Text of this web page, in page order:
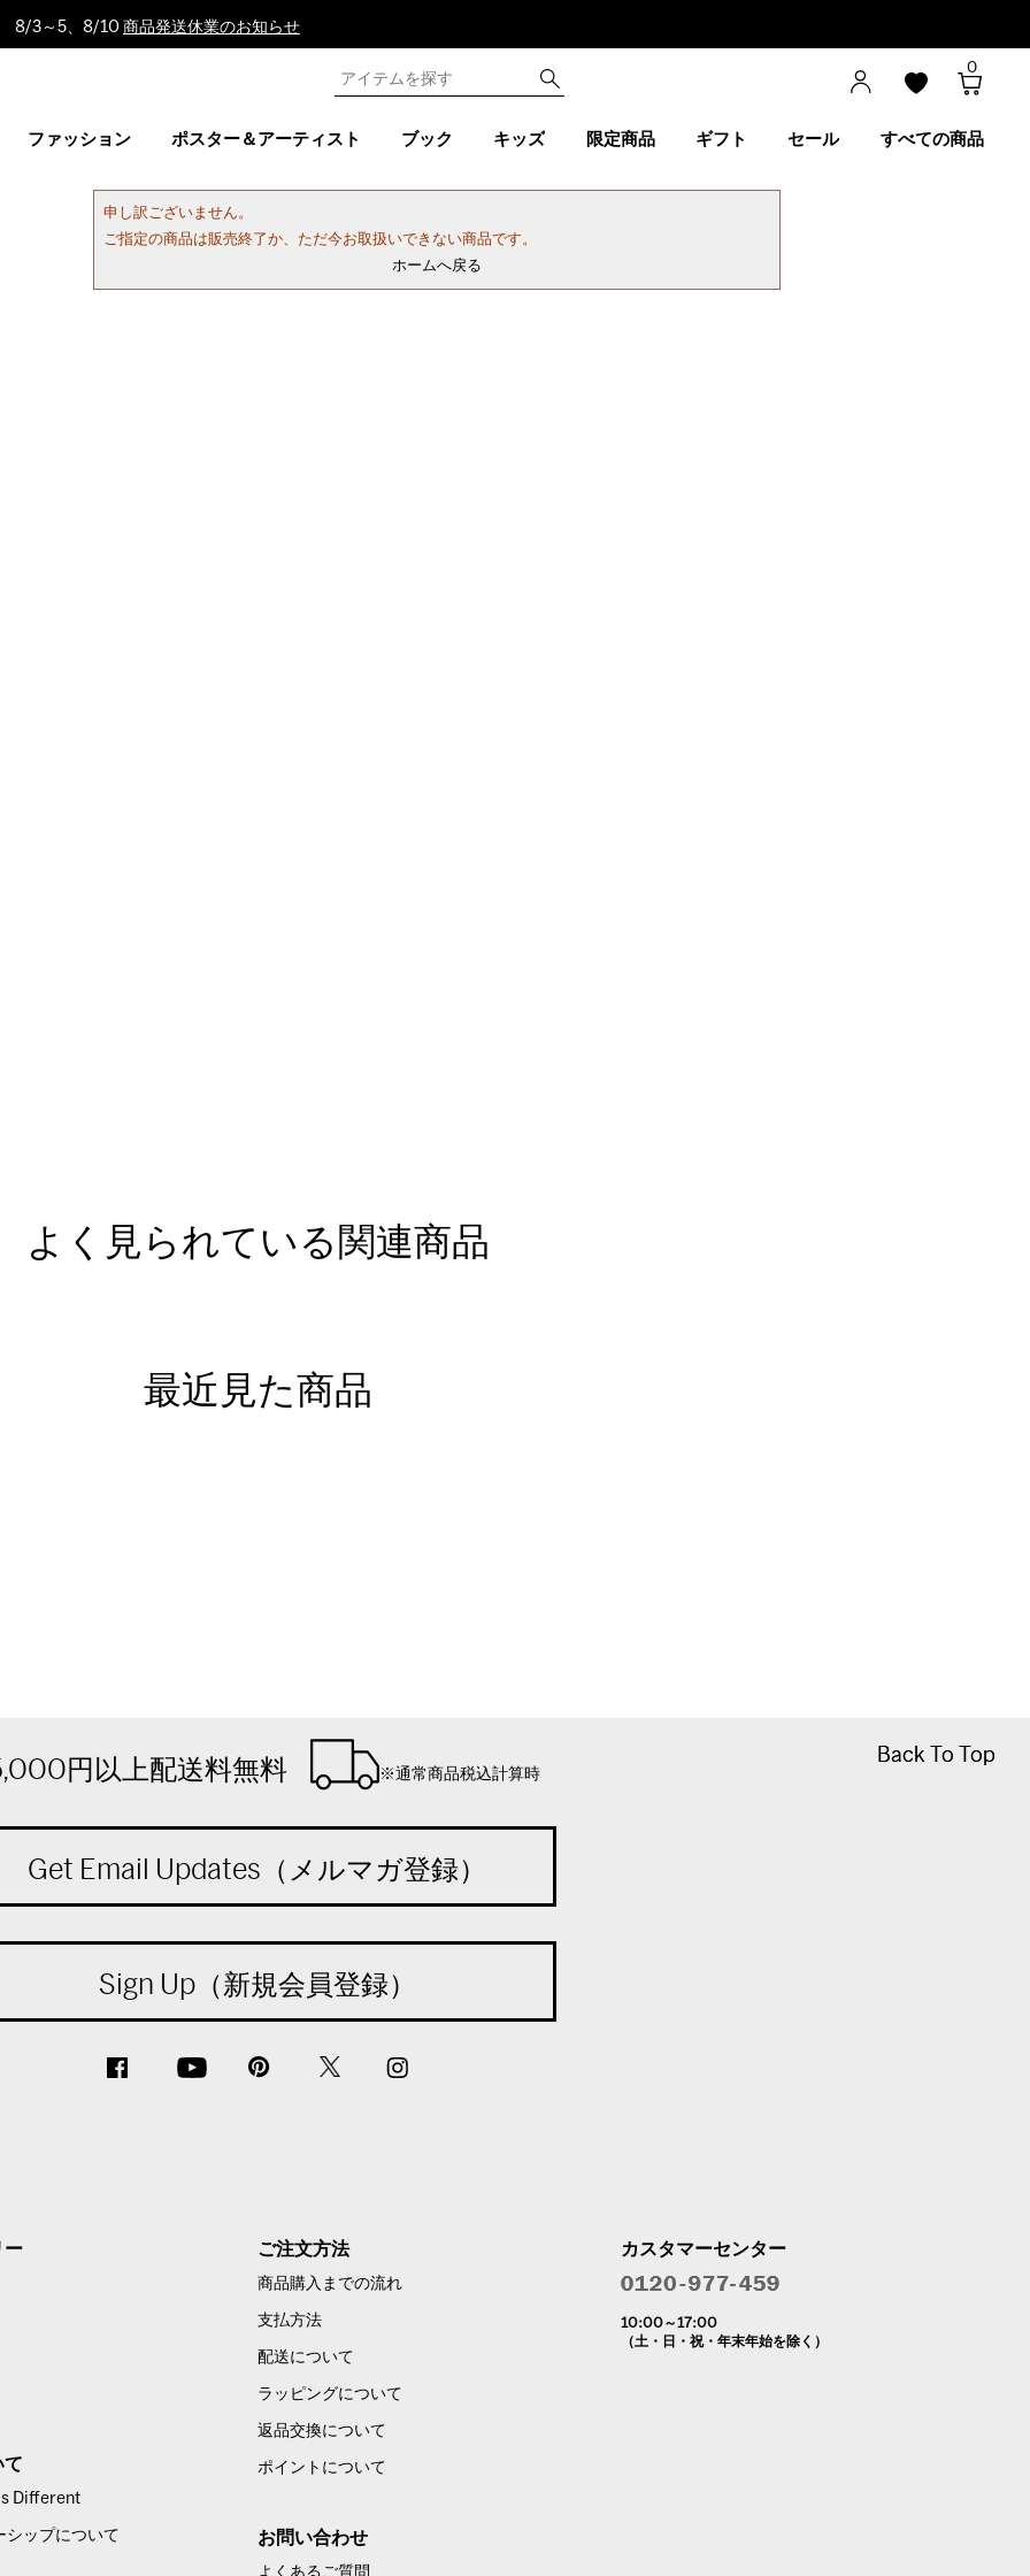
8/3～5、8/10 商品発送休業のお知らせ
0
ファッション ポスター＆アーティスト ブック キッズ 限定商品 ギフト セール すべての商品
申し訳ございません。
ご指定の商品は販売終了か、ただ今お取扱いできない商品です。
ホームへ戻る
よく見られている関連商品
最近見た商品
Back To Top
Back To Top
円以上配送料無料 ※通常商品税込計算時
Get Email Updates（メルマガ登録）
Sign Up（新規会員登録）
ー
て
Different
シップについて
ご注文方法
商品購入までの流れ
支払方法
配送について
ラッピングについて
返品交換について
ポイントについて
お問い合わせ
よくあるご質問
カスタマーセンター
10:00～17:00
（土・日・祝・年末年始を除く）